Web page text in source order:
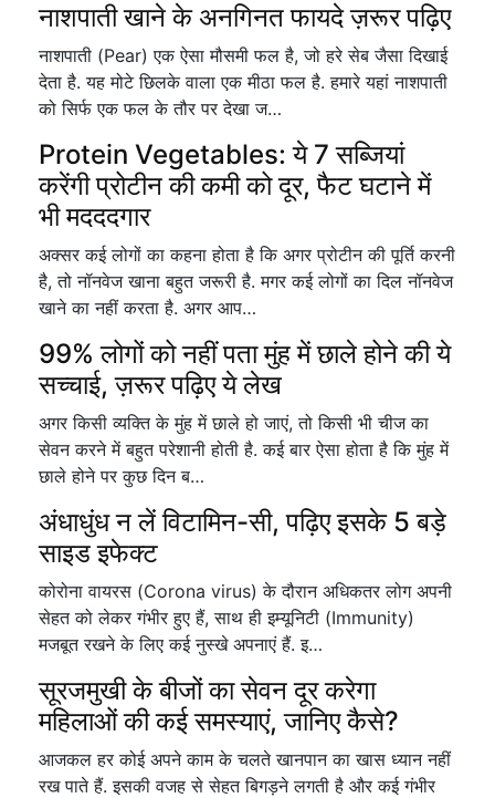
नाशपाती खाने के अनगिनत फायदे ज़रूर पढ़िए
नाशपाती (Pear) एक ऐसा मौसमी फल है, जो हरे सेब जैसा दिखाई
देता है. यह मोटे छिलके वाला एक मीठा फल है. हमारे यहां नाशपाती
को सिर्फ एक फल के तौर पर देखा ज…
Protein Vegetables: ये 7 सब्जियां
करेंगी प्रोटीन की कमी को दूर, फैट घटाने में
भी मदददगार
अक्सर कई लोगों का कहना होता है कि अगर प्रोटीन की पूर्ति करनी
है, तो नॉनवेज खाना बहुत जरूरी है. मगर कई लोगों का दिल नॉनवेज
खाने का नहीं करता है. अगर आप…
99% लोगों को नहीं पता मुंह में छाले होने की ये
सच्चाई, ज़रूर पढ़िए ये लेख
अगर किसी व्यक्ति के मुंह में छाले हो जाएं, तो किसी भी चीज का
सेवन करने में बहुत परेशानी होती है. कई बार ऐसा होता है कि मुंह में
छाले होने पर कुछ दिन ब…
अंधाधुंध न लें विटामिन-सी, पढ़िए इसके 5 बड़े
साइड इफेक्ट
कोरोना वायरस (Corona virus) के दौरान अधिकतर लोग अपनी
सेहत को लेकर गंभीर हुए हैं, साथ ही इम्यूनिटी (Immunity)
मजबूत रखने के लिए कई नुस्खे अपनाएं हैं. इ…
सूरजमुखी के बीजों का सेवन दूर करेगा
महिलाओं की कई समस्याएं, जानिए कैसे?
आजकल हर कोई अपने काम के चलते खानपान का खास ध्यान नहीं
रख पाते हैं. इसकी वजह से सेहत बिगड़ने लगती है और कई गंभीर